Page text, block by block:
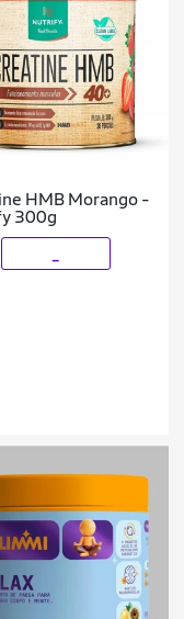
HMB Morango -
300g